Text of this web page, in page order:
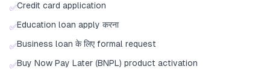
✅Credit card application
✅Education loan apply करना
✅Business loan के लिए formal request
✅Buy Now Pay Later (BNPL) product activation